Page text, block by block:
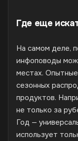
Где еще
На самом деле,
инфоповоды
местах.
сезонных
продуктов.
не только за
Год —
использует